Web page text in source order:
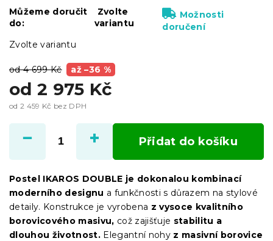
od 4 699 Kč až –36 %
od 2 975 Kč
od 2 459 Kč bez DPH
cena:
Zvolte variantu
Můžeme doručit
do:
Zvolte
variantu
Možnosti
doručení
Přidat do košíku
Postel IKAROS DOUBLE je dokonalou kombinací
moderního designu a funkčnosti s důrazem na stylové
detaily. Konstrukce je vyrobena z vysoce kvalitního
borovicového masivu, což zajišťuje stabilitu a
dlouhou životnost. Elegantní nohy z masivní borovice